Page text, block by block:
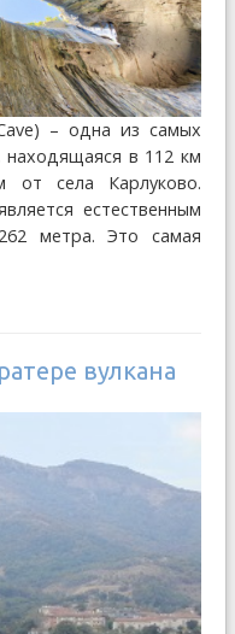
– одна из самых
в 112 км
села Карлуково.
естественным
метра. Это самая
вулкана